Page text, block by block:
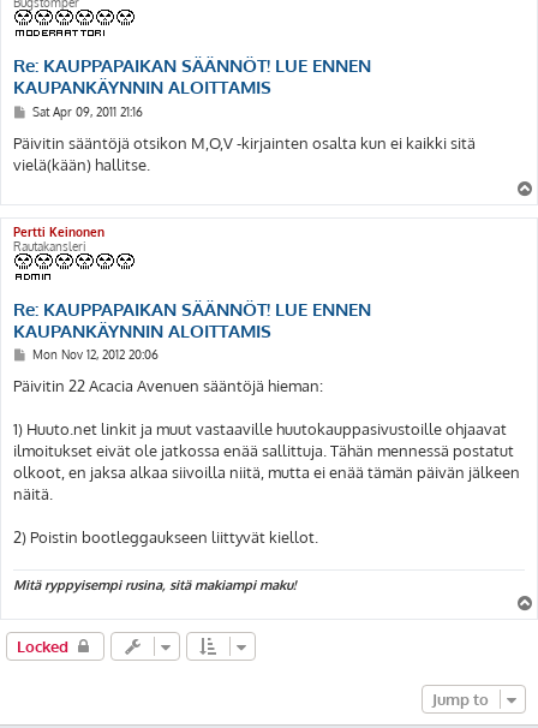
Re: KAUPPAPAIKAN SÄÄNNÖT! LUE ENNEN
KAUPANKÄYNNIN ALOITTAMIS
P
s
t
Sat Apr 09, 2011 21:16
Päivitin sääntöjä otsikon M,O,V -kirjainten osalta kun ei kaikki sitä
vielä(kään) hallitse.
Pertti Keinonen
Rautakansleri
Re: KAUPPAPAIKAN SÄÄNNÖT! LUE ENNEN
KAUPANKÄYNNIN ALOITTAMIS
P
s
t
Mon Nov 12, 2012 20:06
Päivitin 22 Acacia Avenuen sääntöjä hieman:
1) Huuto.net linkit ja muut vastaaville huutokauppasivustoille ohjaavat
ilmoitukset eivät ole jatkossa enää sallittuja. Tähän mennessä postatut
olkoot, en jaksa alkaa siivoilla niitä, mutta ei enää tämän päivän jälkeen
näitä.
2) Poistin bootleggaukseen liittyvät kiellot.
Mitä ryppyisempi rusina, sitä makiampi maku!
Locked
Jump to